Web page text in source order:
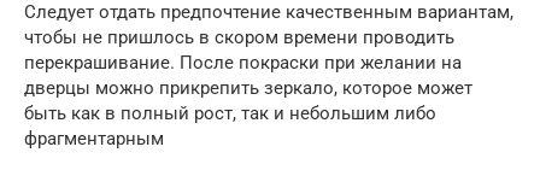
Следует отдать предпочтение качественным вариантам,
чтобы не пришлось в скором времени проводить
перекрашивание. После покраски при желании на
дверцы можно прикрепить зеркало, которое может
быть как в полный рост, так и небольшим либо
фрагментарным